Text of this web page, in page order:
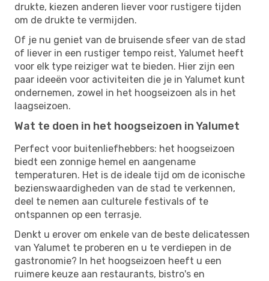
drukte, kiezen anderen liever voor rustigere tijden
om de drukte te vermijden.
Of je nu geniet van de bruisende sfeer van de stad
of liever in een rustiger tempo reist, Yalumet heeft
voor elk type reiziger wat te bieden. Hier zijn een
paar ideeën voor activiteiten die je in Yalumet kunt
ondernemen, zowel in het hoogseizoen als in het
laagseizoen.
Wat te doen in het hoogseizoen in Yalumet
Perfect voor buitenliefhebbers: het hoogseizoen
biedt een zonnige hemel en aangename
temperaturen. Het is de ideale tijd om de iconische
bezienswaardigheden van de stad te verkennen,
deel te nemen aan culturele festivals of te
ontspannen op een terrasje.
Denkt u erover om enkele van de beste delicatessen
van Yalumet te proberen en u te verdiepen in de
gastronomie? In het hoogseizoen heeft u een
ruimere keuze aan restaurants, bistro's en